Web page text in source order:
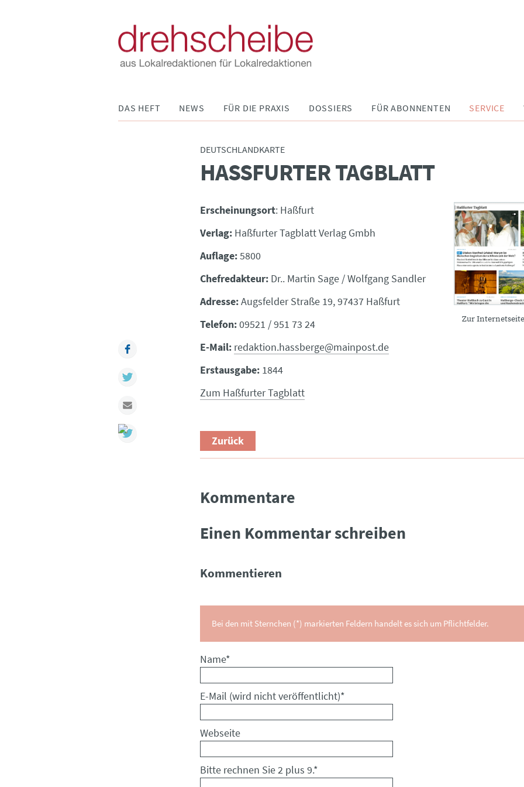
DAS HEFT NEWS FÜR DIE PRAXIS DOSSIERS FÜR ABONNENTEN SERVICE
DEUTSCHLANDKARTE
HASSFURTER TAGBLATT
Zur Internetseite
Erscheinungsort: Haßfurt
Verlag: Haßfurter Tagblatt Verlag Gmbh
Auflage:5800
Chefredakteur: Dr.. Martin Sage / Wolfgang Sandler
Adresse:Augsfelder Straße 19, 97437 Haßfurt
Telefon:09521 / 951 73 24
E-Mail: redaktion.hassberge@mainpost.de
Erstausgabe: 1844
Zum Haßfurter Tagblatt
Zurück
Kommentare
Einen Kommentar schreiben
Kommentieren
Bei den mit Sternchen (*) markierten Feldern handelt es sich um Pflichtfelder.
Pflichtfeld
Name*
Pflichtfeld
E-Mail (wird nicht veröffentlicht)*
Webseite
Bitte rechnen Sie 2 plus 9.*